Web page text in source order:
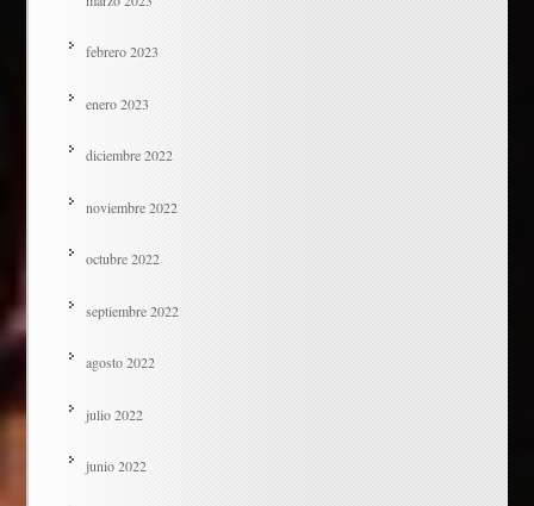
febrero 2023
enero 2023
diciembre 2022
noviembre 2022
octubre 2022
septiembre 2022
agosto 2022
julio 2022
junio 2022